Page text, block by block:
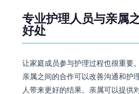
专业护理人员与亲属
好处
让家庭成员参与护理过程也很重要
亲属之间的合作可以改善沟通和护
人带来更好的结果。亲属可以提供